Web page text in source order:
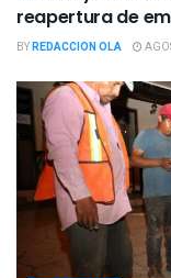
reapertura de
BYREDACCION OLA